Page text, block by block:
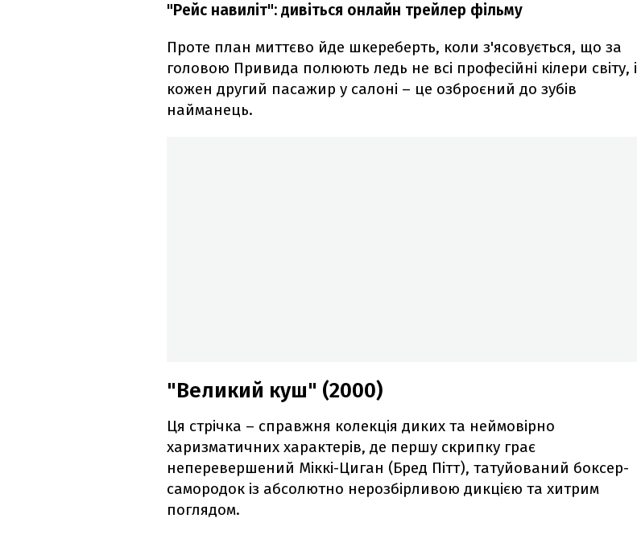
"Рейс навиліт": дивіться онлайн трейлер фільму
Проте план миттєво йде шкереберть, коли з'ясовується, що за
головою Привида полюють ледь не всі професійні кілери світу, і
кожен другий пасажир у салоні – це озброєний до зубів
найманець.
"Великий куш" (2000)
Ця стрічка – справжня колекція диких та неймовірно
харизматичних характерів, де першу скрипку грає
неперевершений Міккі-Циган (Бред Пітт), татуйований боксер-
самородок із абсолютно нерозбірливою дикцією та хитрим
поглядом.